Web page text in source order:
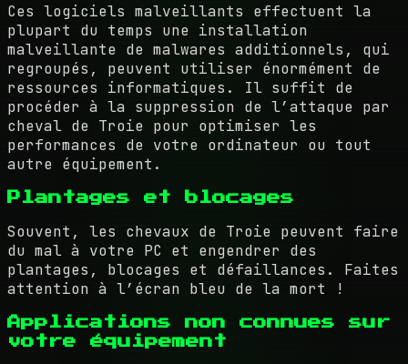
Ces logiciels malveillants effectuent la
plupart du temps une installation
malveillante de malwares additionnels, qui
regroupés, peuvent utiliser énormément de
ressources informatiques. Il suffit de
procéder à la suppression de l’attaque par
cheval de Troie pour optimiser les
performances de votre ordinateur ou tout
autre équipement.
Plantages et blocages
Souvent, les chevaux de Troie peuvent faire
du mal à votre PC et engendrer des
plantages, blocages et défaillances. Faites
attention à l’écran bleu de la mort !
Applications non connues sur
votre équipement